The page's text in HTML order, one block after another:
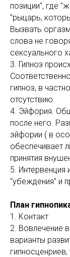
позиции", где
"рыцарь,
Вызвать
слова не
сексуального
3. Гипноз
гипноз, в
отсутствию.
4. Эйфория.
после него.
эйфории ( в
обеспечивает
принятия
5.
"убеждения" и
План
1. Контакт
2. Вовлечение
варианты